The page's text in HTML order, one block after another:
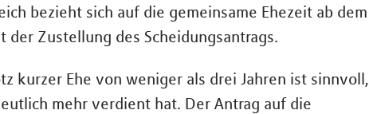
bezieht sich auf die gemeinsame Ehezeit ab dem
Zustellung des Scheidungsantrags.
kurzer Ehe von weniger als drei Jahren ist sinnvoll,
mehr verdient hat. Der Antrag auf die